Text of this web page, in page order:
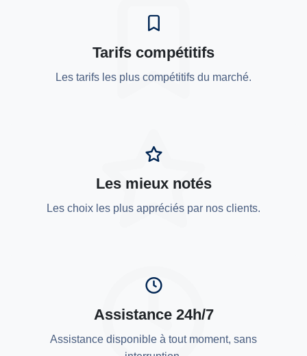
Tarifs compétitifs
Les tarifs les plus compétitifs du marché.
Les mieux notés
Les choix les plus appréciés par nos clients.
Assistance 24h/7
Assistance disponible à tout moment, sans